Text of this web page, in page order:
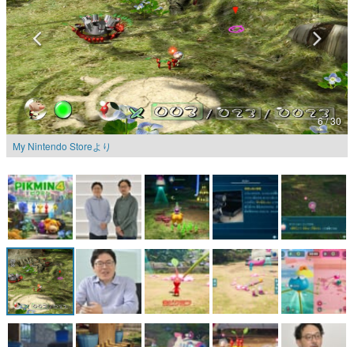
です。
ゲームが変えた日本語
「経験値」「裏技」「ラスボス」… ゲームにまつわる言葉
の起源や用法の変遷を、コンピューター文化史研究家・タ
イニーP氏が徹底調査。
カテゴリ
特集記事
マンガ
女性向け
アプリレビュー
その他
電ファミニコゲーマーとは？
運営：株式会社マレ
6 / 30
My Nintendo Storeより